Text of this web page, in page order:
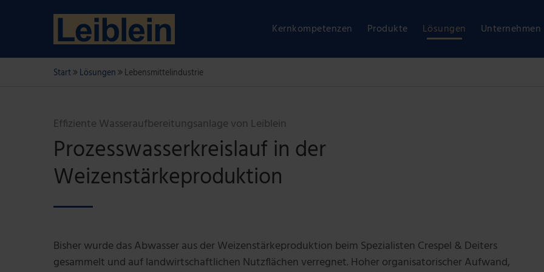
Kernkompetenzen Produkte Lösungen Unternehmen
Start Lösungen Lebensmittelindustrie
Effiziente Wasseraufbereitungsanlage von Leiblein
Prozesswasserkreislauf in der
Weizenstärkeproduktion
Bisher wurde das Abwasser aus der Weizenstärkeproduktion beim Spezialisten Crespel & Deiters
gesammelt und auf landwirtschaftlichen Nutzflächen verregnet. Hoher organisatorischer Aufwand,